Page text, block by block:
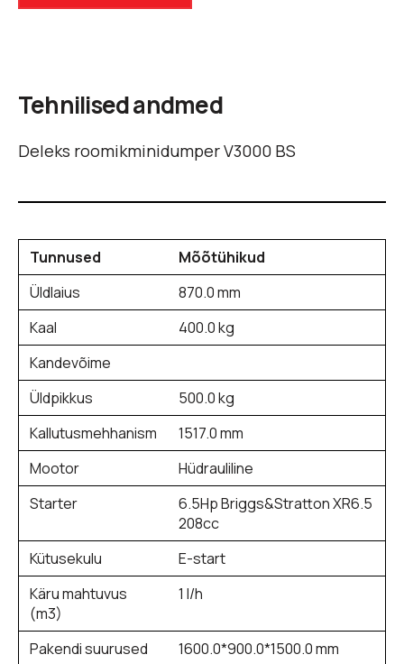
Tehnilised andmed
Deleks roomikminidumper V3000 BS
Tunnused
Mõõtühikud
Üldlaius
870.0 mm
Kaal
400.0 kg
Kandevõime
Üldpikkus
500.0 kg
Kallutusmehhanism
1517.0 mm
Mootor
Hüdrauliline
Starter
6.5Hp Briggs&Stratton XR6.5
208cc
Kütusekulu
E-start
Käru mahtuvus
(m3)
1 l/h
Pakendi suurused 1600.0*900.0*1500.0 mm